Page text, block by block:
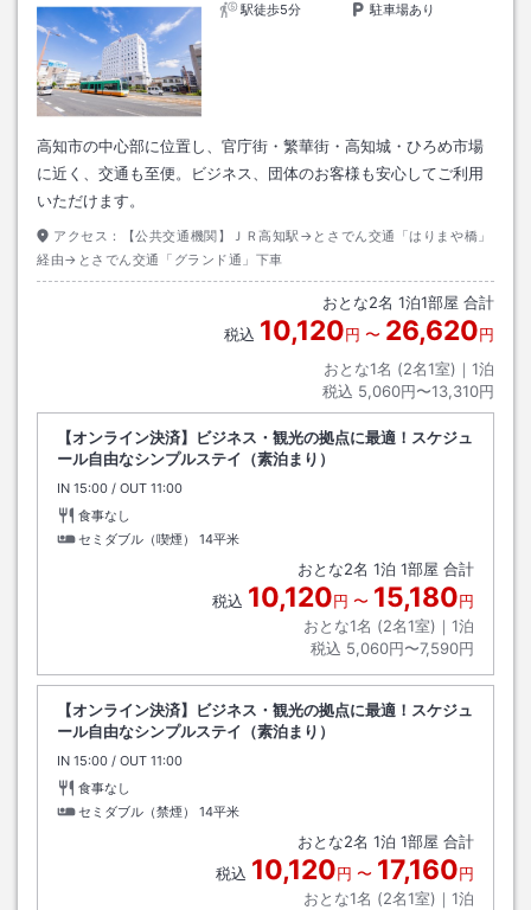
駅徒歩5分
駐車場あり
高知市の中心部に位置し、官庁街・繁華街・高知城・ひろめ市場
に近く、交通も至便。ビジネス、団体のお客様も安心してご利用
いただけます。
アクセス：
【公共交通機関】ＪＲ高知駅→とさでん交通「はりまや橋」
経由→とさでん交通「グランド通」下車
おとな2名 1泊1部屋 合計
税込 10,120円 〜 26,620円
おとな1名 (2名1室)｜ 1泊
税込 5,060円〜13,310円
【オンライン決済】ビジネス・観光の拠点に最適！スケジュ
ール自由なシンプルステイ（素泊まり）
IN チェックイン
15:00 / OUT チェックアウト
11:00
食事なし
セミダブル（喫煙）
14平米
おとな2名 1泊 1部屋 合計
税込 10,120円 〜 15,180円
おとな1名 (2名1室)｜ 1泊
税込 5,060円〜7,590円
【オンライン決済】ビジネス・観光の拠点に最適！スケジュ
ール自由なシンプルステイ（素泊まり）
IN チェックイン
15:00 / OUT チェックアウト
11:00
食事なし
セミダブル（禁煙）
14平米
おとな2名 1泊 1部屋 合計
税込 10,120円 〜 17,160円
おとな1名 (2名1室)｜ 1泊